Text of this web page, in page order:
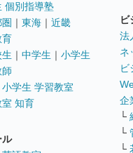
個別指導塾
｜ 東海 ｜ 近畿
育
｜ 中学生 ｜ 小学生
学生 学習教室
知育
ル
ビ
法
ネ
ビ
企
└
└
└